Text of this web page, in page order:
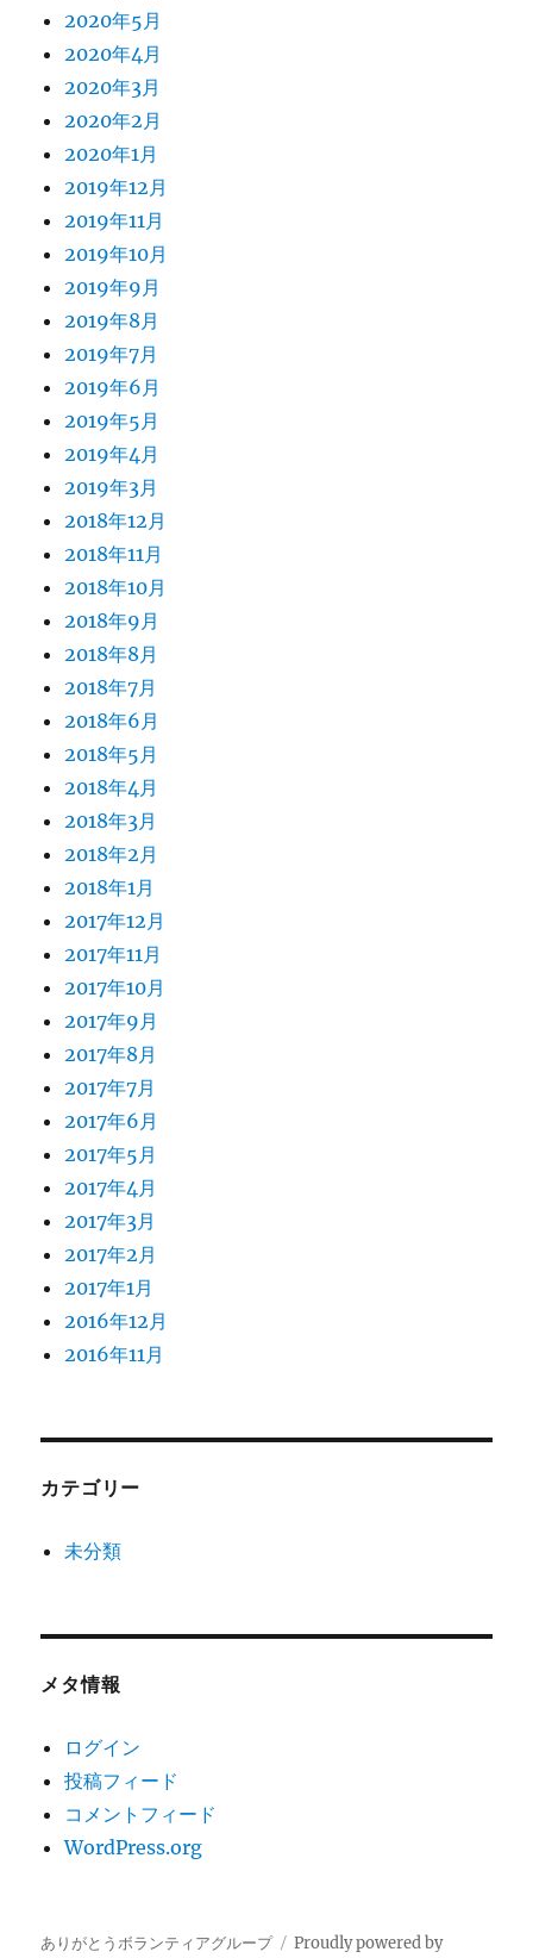
2020年5月
2020年4月
2020年3月
2020年2月
2020年1月
2019年12月
2019年11月
2019年10月
2019年9月
2019年8月
2019年7月
2019年6月
2019年5月
2019年4月
2019年3月
2018年12月
2018年11月
2018年10月
2018年9月
2018年8月
2018年7月
2018年6月
2018年5月
2018年4月
2018年3月
2018年2月
2018年1月
2017年12月
2017年11月
2017年10月
2017年9月
2017年8月
2017年7月
2017年6月
2017年5月
2017年4月
2017年3月
2017年2月
2017年1月
2016年12月
2016年11月
カテゴリー
未分類
メタ情報
ログイン
投稿フィード
コメントフィード
WordPress.org
ありがとうボランティアグループ Proudly powered by